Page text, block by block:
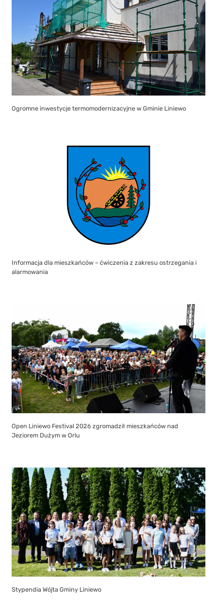
Ogromne inwestycje termomodernizacyjne w Gminie Liniewo
Informacja dla mieszkańców – ćwiczenia z zakresu ostrzegania i
alarmowania
Open Liniewo Festival 2026 zgromadził mieszkańców nad
Jeziorem Dużym w Orlu
Stypendia Wójta Gminy Liniewo